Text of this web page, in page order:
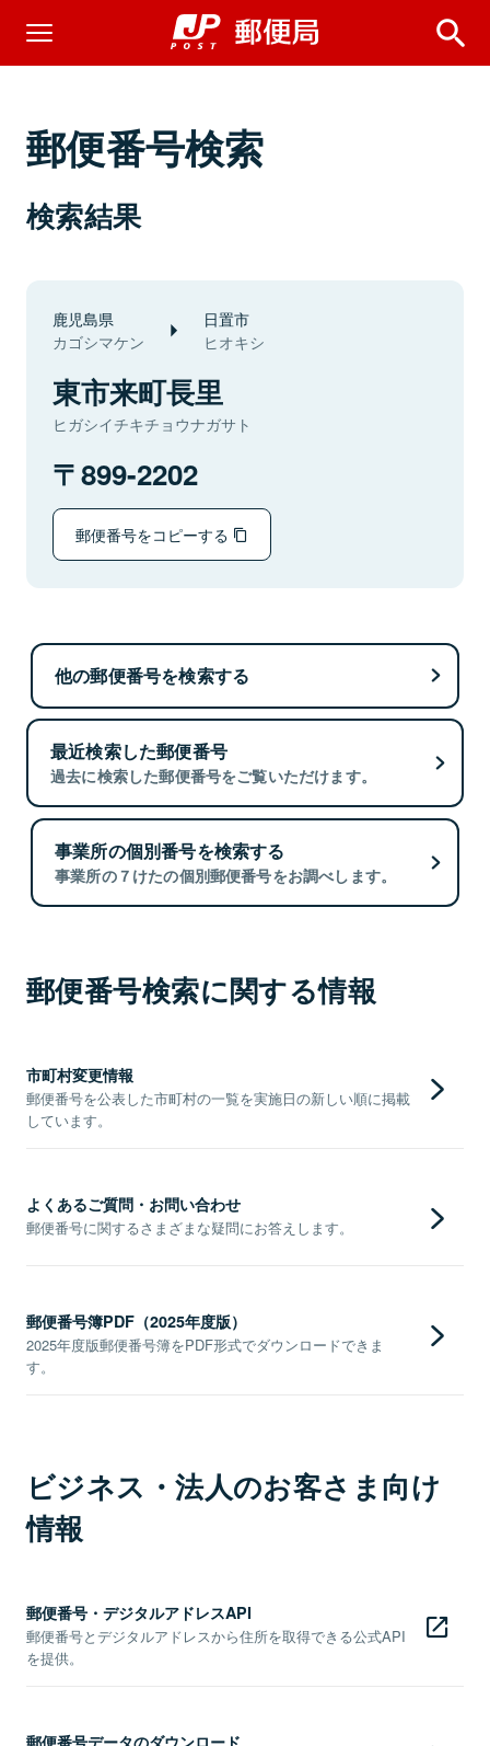
郵便番号検索
検索結果
鹿児島県
カゴシマケン
日置市
ヒオキシ
東市来町長里
ヒガシイチキチョウナガサト
899-2202
郵便番号をコピーする
他の郵便番号を検索する
最近検索した郵便番号
過去に検索した郵便番号をご覧いただけます。
事業所の個別番号を検索する
事業所の７けたの個別郵便番号をお調べします。
郵便番号検索に関する情報
市町村変更情報
郵便番号を公表した市町村の一覧を実施日の新しい順に掲載
しています。
よくあるご質問・お問い合わせ
郵便番号に関するさまざまな疑問にお答えします。
郵便番号簿PDF（2025年度版）
2025年度版郵便番号簿をPDF形式でダウンロードできま
す。
ビジネス・法人のお客さま向け
情報
郵便番号・デジタルアドレスAPI
郵便番号とデジタルアドレスから住所を取得できる公式API
を提供。